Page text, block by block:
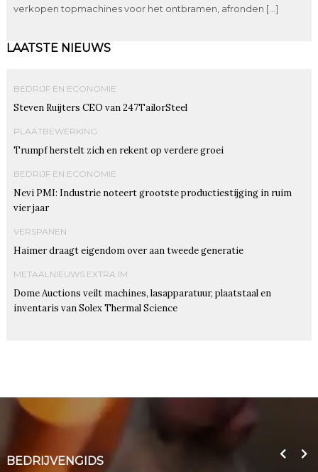
verkopen topmachines voor het ontbramen, afronden […]
LAATSTE NIEUWS
BEDRIJF EN ECONOMIE
Steven Ruijters CEO van 247TailorSteel
PLAATBEWERKING
Trumpf herstelt zich en rekent op verdere groei
BEDRIJF EN ECONOMIE
Nevi PMI: Industrie noteert grootste productiestijging in ruim
vier jaar
VERSPANEN
Haimer draagt eigendom over aan tweede generatie
METAALNIEUWS EXTRA IM
Dome Auctions veilt machines, lasapparatuur, plaatstaal en
inventaris van Solex Thermal Science
BEDRIJVENGIDS